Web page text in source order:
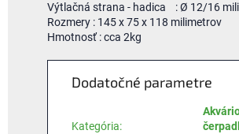
Výtlačná strana - hadica : Ø 12/16
Rozmery : 145 x 75 x 118 milimetrov
Hmotnosť : cca 2kg
Dodatočné parametre
Kategória: